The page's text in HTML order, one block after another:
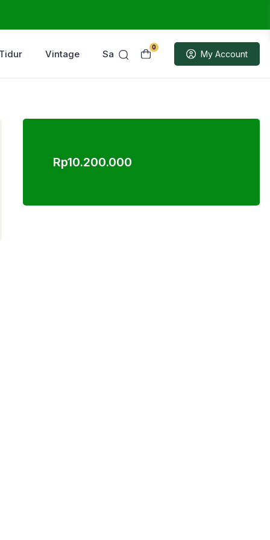
0
My Account
Vintage Sample
Rp10.200.000